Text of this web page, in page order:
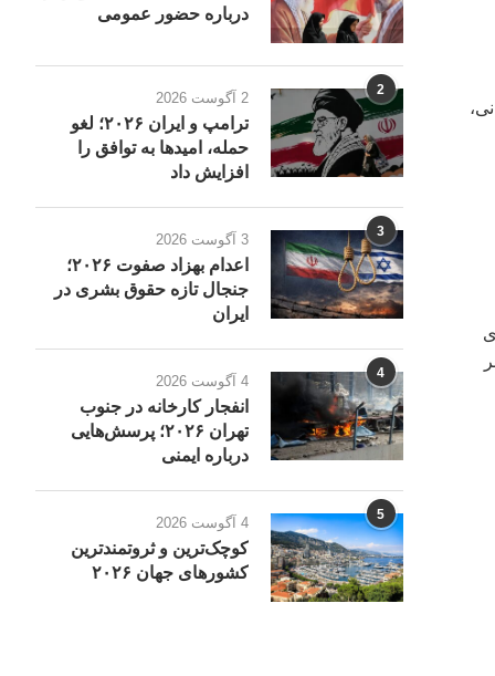
درباره حضور عمومی
2 2 آگوست 2026
ترامپ و ایران ۲۰۲۶؛ لغو
حمله، امیدها به توافق را
افزایش داد
3 3 آگوست 2026
اعدام بهزاد صفوت ۲۰۲۶؛
جنجال تازه حقوق بشری در
ایران
4 4 آگوست 2026
انفجار کارخانه در جنوب
تهران ۲۰۲۶؛ پرسش‌هایی
درباره ایمنی
5 4 آگوست 2026
کوچک‌ترین و ثروتمندترین
کشورهای جهان ۲۰۲۶